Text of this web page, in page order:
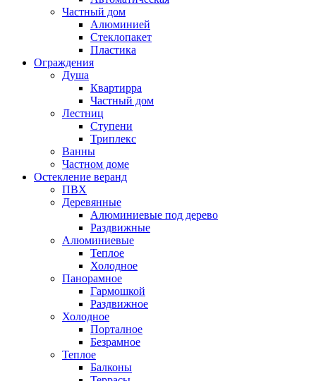
Частный дом
Алюминией
Стеклопакет
Пластика
Ограждения
Душа
Квартирра
Частный дом
Лестниц
Ступени
Триплекс
Ванны
Частном доме
Остекление веранд
ПВХ
Деревянные
Алюминиевые под дерево
Раздвижные
Алюминиевые
Теплое
Холодное
Панорамное
Гармошкой
Раздвижное
Холодное
Порталное
Безрамное
Теплое
Балконы